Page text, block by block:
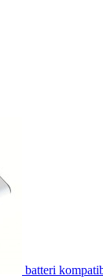
batteri